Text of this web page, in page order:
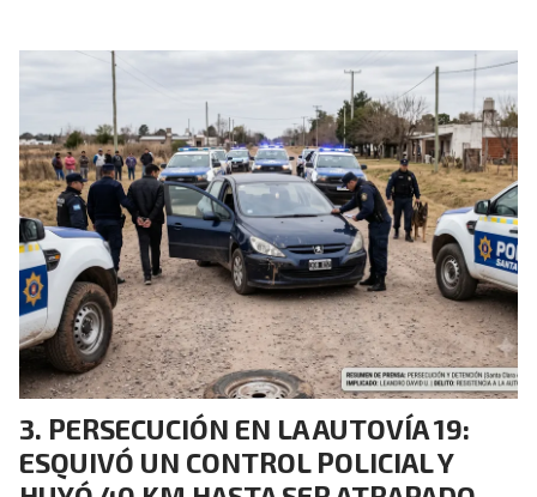
PERSECUCIÓN EN LA AUTOVÍA 19:
ESQUIVÓ UN CONTROL POLICIAL Y